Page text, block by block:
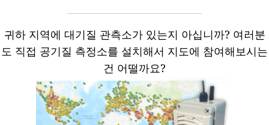
귀하 지역에 대기질 관측소가 있는지 아십니까? 여러분
도 직접 공기질 측정소를 설치해서 지도에 참여해보시는
건 어떨까요?